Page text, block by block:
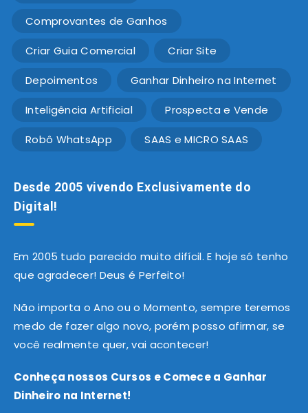
Comprovantes de Ganhos
Criar Guia Comercial Criar Site
Depoimentos Ganhar Dinheiro na Internet
Inteligência Artificial Prospecta e Vende
Robô WhatsApp SAAS e MICRO SAAS
Desde 2005 vivendo Exclusivamente do
Digital!
Em 2005 tudo parecido muito difícil. E hoje só tenho
que agradecer! Deus é Perfeito!
Não importa o Ano ou o Momento, sempre teremos
medo de fazer algo novo, porém posso afirmar, se
você realmente quer, vai acontecer!
Conheça nossos Cursos e Comece a Ganhar
Dinheiro na Internet!